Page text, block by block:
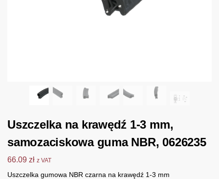
Uszczelka na krawędź 1-3 mm,
samozaciskowa guma NBR, 0626235
66.09 zł z VAT
Uszczelka gumowa NBR czarna na krawędź 1-3 mm